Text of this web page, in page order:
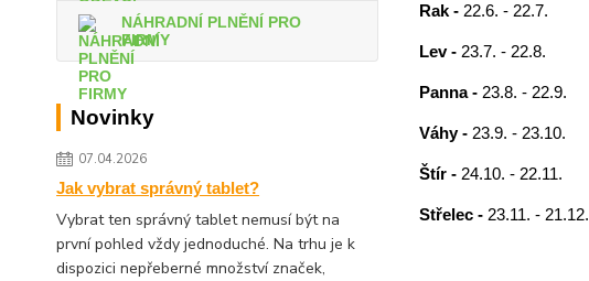
NÁHRADNÍ PLNĚNÍ PRO
FIRMY
Novinky
07.04.2026
Jak vybrat správný tablet?
Vybrat ten správný tablet nemusí být na
první pohled vždy jednoduché. Na trhu je k
dispozici nepřeberné množství značek,
Rak - 22.6. - 22.7.
Lev - 23.7. - 22.8.
Panna - 23.8. - 22.9.
Váhy - 23.9. - 23.10.
Štír - 24.10. - 22.11.
Střelec - 23.11. - 21.12.